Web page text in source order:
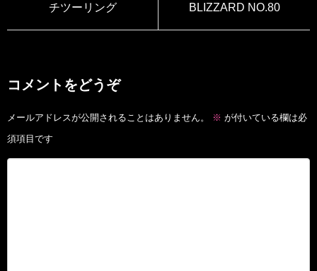
チツーリング
BLIZZARD NO.80
コメントをどうぞ
メールアドレスが公開されることはありません。 ※ が付いている欄は必
須項目です